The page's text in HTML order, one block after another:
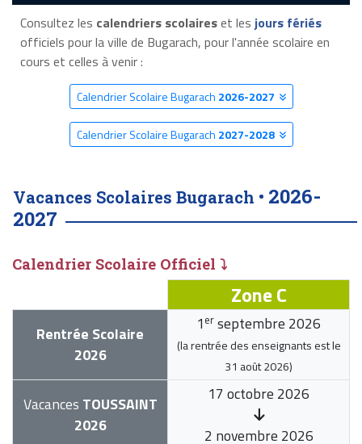
Consultez les calendriers scolaireset les jours fériés
officiels pour la ville de Bugarach, pour l'année scolaire en
cours et celles à venir :
Calendrier Scolaire Bugarach 2026-2027
Calendrier Scolaire Bugarach 2027-2028
Vacances Scolaires Bugarach • 2026-
2027
Calendrier Scolaire Officiel ⤵
Zone C
Rentrée Scolaire
2026
1 er septembre 2026
(la rentrée des enseignants est le
31 août 2026)
Vacances TOUSSAINT
2026
17 octobre 2026
2 novembre 2026